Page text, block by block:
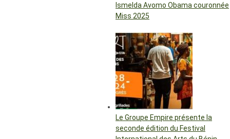
Ismelda Avomo Obama couronnée
Miss 2025
Le Groupe Empire présente la
seconde édition du Festival